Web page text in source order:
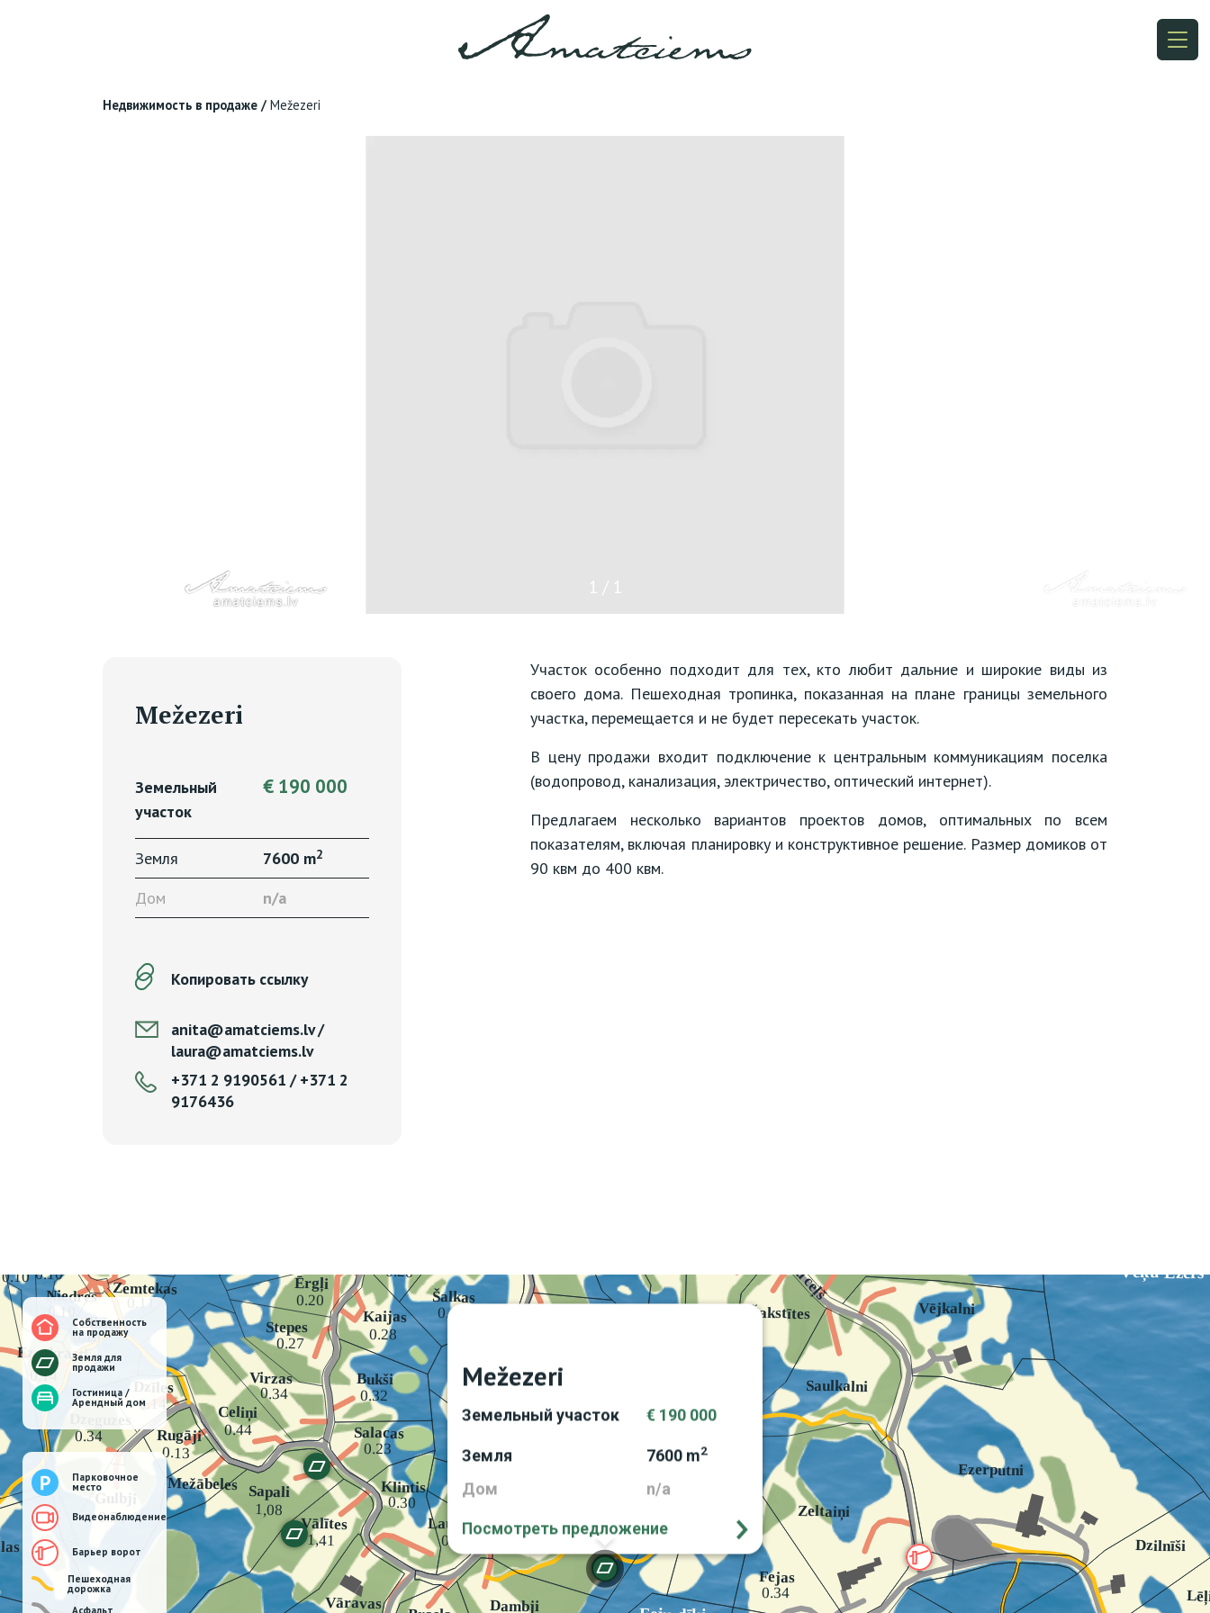
Недвижимость в продаже / Mežezeri
1 / 1
Mežezeri
Земельный
участок
€ 190 000
Земля 7600 m2
Дом n/a
Копировать ссылку
anita@amatciems.lv /
laura@amatciems.lv
+371 2 9190561 / +371 2
9176436
Участок особенно подходит для тех, кто любит дальние и широкие виды из
своего дома. Пешеходная тропинка, показанная на плане границы земельного
участка, перемещается и не будет пересекать участок.
В цену продажи входит подключение к центральным коммуникациям поселка
(водопровод, канализация, электричество, оптический интернет).
Предлагаем несколько вариантов проектов домов, оптимальных по всем
показателям, включая планировку и конструктивное решение. Размер домиков от
90 квм до 400 квм.
Mežezeri
Земельный участок € 190 000
Земля 7600 m2
Дом n/a
Посмотреть предложение
Собственность
на продажу
Земля для
продажи
Гостиница /
Арендный дом
Парковочное
место
Видеонаблюдение
Барьер ворот
Пешеходная
дорожка
Асфальт